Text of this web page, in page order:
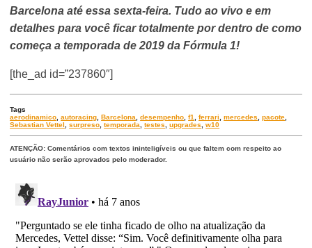
Barcelona até essa sexta-feira. Tudo ao vivo e em
detalhes para você ficar totalmente por dentro de como
começa a temporada de 2019 da Fórmula 1!
[the_ad id=”237860″]
Tags
aerodinamico ,autoracing ,Barcelona ,desempenho ,f1 ,ferrari ,mercedes ,pacote
Sebastian Vettel
,surpreso ,temporada ,testes ,upgrades ,w10
ATENÇÃO: Comentários com textos ininteligíveis ou que faltem com respeito ao
usuário não serão aprovados pelo moderador.